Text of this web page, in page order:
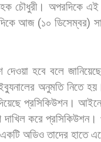
হক চৌধুরী। অপরদিকে এই
আজ(১০ ডিসেম্বর)
দেওয়া হবে বলে
অনুমতি নিতে
প্রসিকিউশন।
দাখিল করে প্রসিকিউশন।
একটি অডিও তাদের হাতে